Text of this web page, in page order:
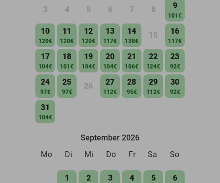
3 4 5 6 7 8 9
101€
10
120€
11
120€
12
120€
13
117€
14
138€
15 16
117€
17
104€
18
101€
19
104€
20
104€
21
106€
22
124€
23
92€
24
97€
25
97€
26 27
112€
28
95€
29
112€
30
92€
31
104€
September 2026
Mo
Di Mi Do Fr Sa So
1 2 3 4 5 6